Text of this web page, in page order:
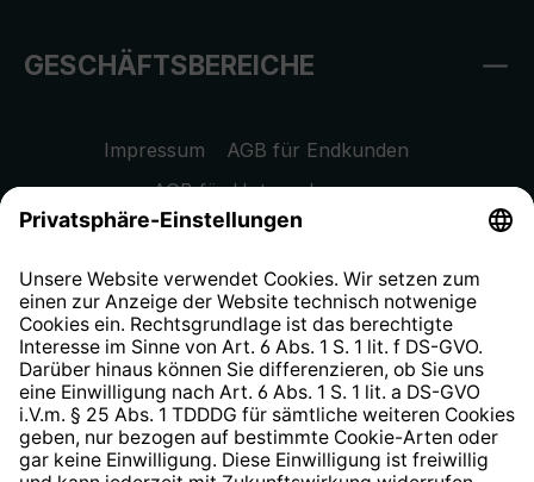
GESCHÄFTSBEREICHE
Impressum
AGB für Endkunden
AGB für Unternehmen
Datenschutzhinweis
Widerrufsrecht
Hinweisgeberschutzsystem
Barrierefreiheit